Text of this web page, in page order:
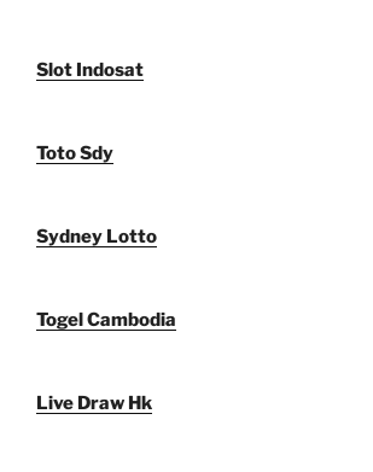
Slot Indosat
Toto Sdy
Sydney Lotto
Togel Cambodia
Live Draw Hk